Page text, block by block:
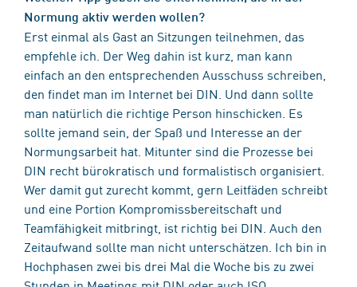
Normung aktiv werden wollen?
Erst einmal als Gast an Sitzungen teilnehmen, das
empfehle ich. Der Weg dahin ist kurz, man kann
einfach an den entsprechenden Ausschuss schreiben,
den findet man im Internet bei DIN. Und dann sollte
man natürlich die richtige Person hinschicken. Es
sollte jemand sein, der Spaß und Interesse an der
Normungsarbeit hat. Mitunter sind die Prozesse bei
DIN recht bürokratisch und formalistisch organisiert.
Wer damit gut zurecht kommt, gern Leitfäden schreibt
und eine Portion Kompromissbereitschaft und
Teamfähigkeit mitbringt, ist richtig bei DIN. Auch den
Zeitaufwand sollte man nicht unterschätzen. Ich bin in
Hochphasen zwei bis drei Mal die Woche bis zu zwei